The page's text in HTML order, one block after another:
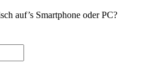
auf’s Smartphone oder PC?